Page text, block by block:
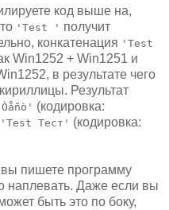
код выше на,
'Test ' получит
конкатенация 'Test
Win1252 + Win1251 и
в результате чего
Результат
(кодировка:
'Test Тест' (кодировка:
вы пишете программу
наплевать. Даже если вы
быть это по боку,